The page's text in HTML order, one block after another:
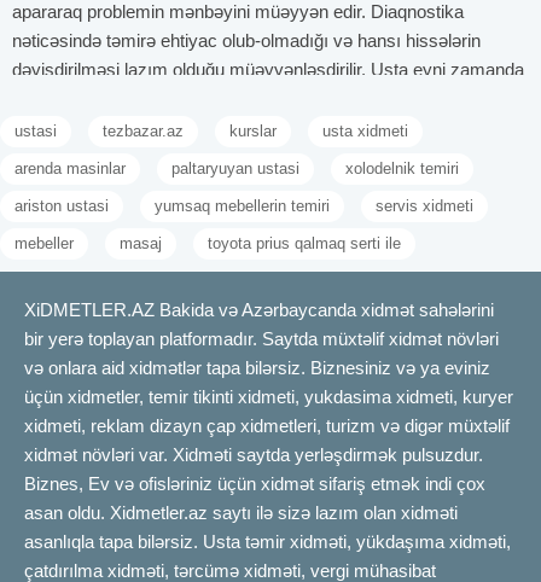
apararaq problemin mənbəyini müəyyən edir. Diaqnostika
nəticəsində təmirə ehtiyac olub-olmadığı və hansı hissələrin
dəyişdirilməsi lazım olduğu müəyyənləşdirilir. Usta eyni zamanda
edir. Rutin texniki baxış və təmizləmə işləri də bu mütəxəssislərin
görə də, təcrübəli və sertifikatlı soyuducu ustası seçmək vacibdir.
Peşəkar soyuducu ustasını necə tanımaq olar?
Peşəkar soyuducu ustası təcrübəsi, texniki bilikləri və müştəri
məmnuniyyəti ilə seçilir. Belə ustalar diaqnostika zamanı problemi
tez və düzgün müəyyən edə bilirlər. Onlar müxtəlif marka və
model soyuducular üzrə geniş təcrübəyə malik olurlar.
Sertifikatlara və ixtisas kurslarına qatılmış ustalar xidmət
keyfiyyəti ilə fərqlənir. Müştəri rəyləri və sosial platformalarda
yazılan fikirlər də ustanın peşəkarlığı barədə ipucu verir. Ustanın
istifadə etdiyi avadanlıq və alətlər müasir və funksional olmalıdır.
Peşəkar usta problemi izah etməyi və mümkün həll yollarını sadə
dildə açıqlamağı bacarır. Qiymət təqdim edərkən şəffaf və detallı
məlumat verir. Təmir zamanı orijinal ehtiyat hissələrindən istifadə
ustasi tezbazar.az kurslar usta xidmeti
arenda masinlar paltaryuyan ustasi xolodelnik temiri
ariston ustasi yumsaq mebellerin temiri servis xidmeti
mebeller masaj toyota prius qalmaq serti ile
XiDMETLER.AZ Bakida və Azərbaycanda xidmət sahələrini
bir yerə toplayan platformadır. Saytda müxtəlif xidmət növləri
və onlara aid xidmətlər tapa bilərsiz. Biznesiniz və ya eviniz
üçün xidmetler, temir tikinti xidmeti, yukdasima xidmeti, kuryer
xidmeti, reklam dizayn çap xidmetleri, turizm və digər müxtəlif
xidmət növləri var. Xidməti saytda yerləşdirmək pulsuzdur.
Biznes, Ev və ofisləriniz üçün xidmət sifariş etmək indi çox
asan oldu. Xidmetler.az saytı ilə sizə lazım olan xidməti
asanlıqla tapa bilərsiz. Usta təmir xidməti, yükdaşıma xidməti,
çatdırılma xidməti, tərcümə xidməti, vergi mühasibat